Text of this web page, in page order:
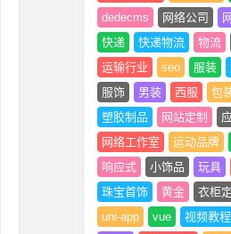
dedecms
网络公司
快递
快递物流 物流
运输行业
seo 服装
服饰
男装 西服 包
塑胶制品
网站定制
网络工作室
运动品牌
响应式
小饰品 玩具
珠宝首饰
黄金 衣柜
uni-app
vue 视频教程